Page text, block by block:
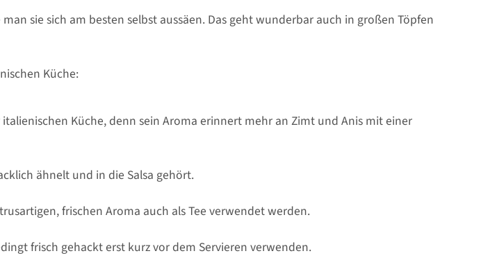
sie sich am besten selbst aussäen. Das geht wunderbar auch in großen Töpfen
Küche:
Küche, denn sein Aroma erinnert mehr an Zimt und Anis mit einer
ähnelt und in die Salsa gehört.
frischen Aroma auch als Tee verwendet werden.
frisch gehackt erst kurz vor dem Servieren verwenden.